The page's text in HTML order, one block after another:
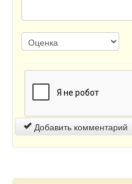
Добавить комментарий